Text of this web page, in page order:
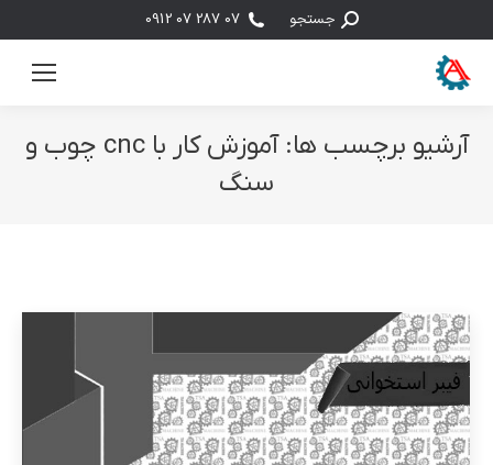
جستجو:جستجو 07 287 07 0912
آرشیو برچسب ها:
آموزش کار با cnc چوب و
سنگ